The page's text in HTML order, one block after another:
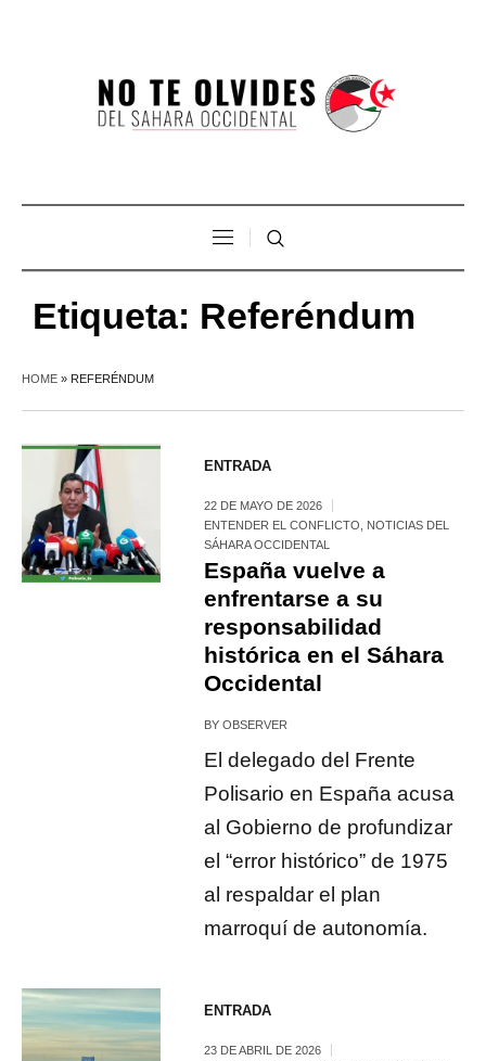
Etiqueta: Referéndum
HOME » REFERÉNDUM
ENTRADA
22 DE MAYO DE 2026
ENTENDER EL CONFLICTO
NOTICIAS DEL
SÁHARA OCCIDENTAL
España vuelve a
enfrentarse a su
responsabilidad
histórica en el Sáhara
Occidental
BYOBSERVER
El delegado del Frente
Polisario en España acusa
al Gobierno de profundizar
el “error histórico” de 1975
al respaldar el plan
marroquí de autonomía.
ENTRADA
23 DE ABRIL DE 2026